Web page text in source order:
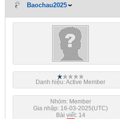
Baochau2025
Danh hiệu: Active Member
Nhóm: Member
Gia nhập: 16-03-2025(UTC)
Bài viết: 14